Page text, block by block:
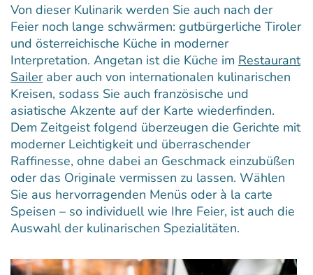
Von dieser Kulinarik werden Sie auch nach der
Feier noch lange schwärmen: gutbürgerliche Tiroler
und österreichische Küche in moderner
Interpretation. Angetan ist die Küche im Restaurant
Saileraber auch von internationalen kulinarischen
Kreisen, sodass Sie auch französische und
asiatische Akzente auf der Karte wiederfinden.
Dem Zeitgeist folgend überzeugen die Gerichte mit
moderner Leichtigkeit und überraschender
Raffinesse, ohne dabei an Geschmack einzubüßen
oder das Originale vermissen zu lassen. Wählen
Sie aus hervorragenden Menüs oder à la carte
Speisen – so individuell wie Ihre Feier, ist auch die
Auswahl der kulinarischen Spezialitäten.